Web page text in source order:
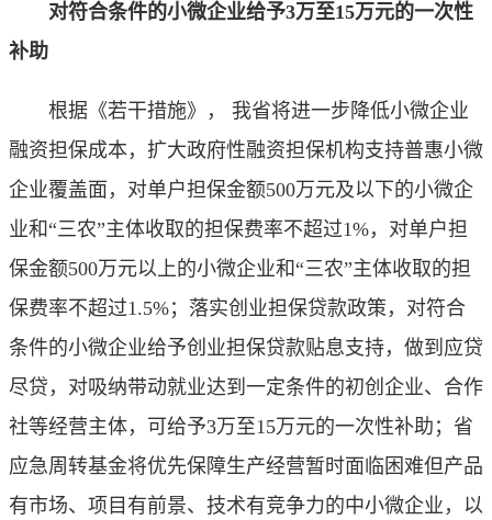
对符合条件的小微企业给予3万至15万元的一次性
补助
根据《若干措施》， 我省将进一步降低小微企业
融资担保成本，扩大政府性融资担保机构支持普惠小微
企业覆盖面，对单户担保金额500万元及以下的小微企
业和“三农”主体收取的担保费率不超过1%，对单户担
保金额500万元以上的小微企业和“三农”主体收取的担
保费率不超过1.5%；落实创业担保贷款政策，对符合
条件的小微企业给予创业担保贷款贴息支持，做到应贷
尽贷，对吸纳带动就业达到一定条件的初创企业、合作
社等经营主体，可给予3万至15万元的一次性补助；省
应急周转基金将优先保障生产经营暂时面临困难但产品
有市场、项目有前景、技术有竞争力的中小微企业，以